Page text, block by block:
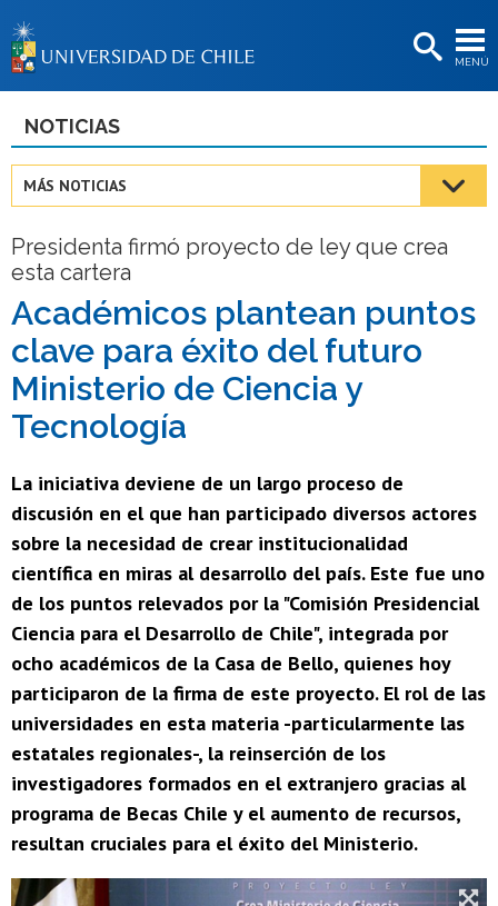
MENÚ
BIBLIOTECAS
Estudiantes
Académicas/os
Funcionarias/os
Egresadas/os
NOTICIAS
MÁS NOTICIAS
Presidenta firmó proyecto de ley que crea
esta cartera
Académicos plantean puntos
clave para éxito del futuro
Ministerio de Ciencia y
Tecnología
La iniciativa deviene de un largo proceso de
discusión en el que han participado diversos actores
sobre la necesidad de crear institucionalidad
científica en miras al desarrollo del país. Este fue uno
de los puntos relevados por la "Comisión Presidencial
Ciencia para el Desarrollo de Chile", integrada por
ocho académicos de la Casa de Bello, quienes hoy
participaron de la firma de este proyecto. El rol de las
universidades en esta materia -particularmente las
estatales regionales-, la reinserción de los
investigadores formados en el extranjero gracias al
programa de Becas Chile y el aumento de recursos,
resultan cruciales para el éxito del Ministerio.